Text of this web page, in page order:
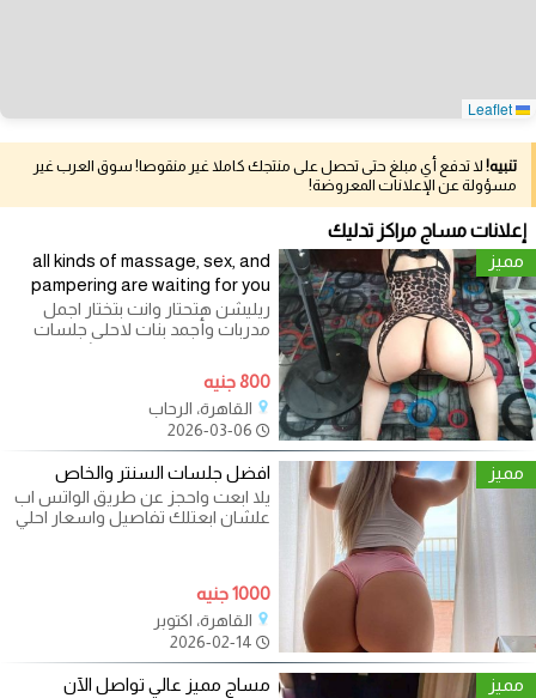
تنبيه! لا تدفع أي مبلغ حتى تحصل على منتجك كاملا غير منقوصا! سوق العرب غير
مسؤولة عن الإعلانات المعروضة!
إعلانات مساج مراكز تدليك
مميز
all kinds of massage, sex, and
pampering are waiting for you
ريليشن هتحتار وانت بتختار اجمل
مدربات وأجمد بنات لاحلى جلسات
احلى الجلسات واحلى ريليشن
800 جنيه
القاهرة، الرحاب
مميز افضل جلسات السنتر والخاص
يلا ابعت واحجز عن طريق الواتس اب
علشان ابعتلك تفاصيل واسعار احلي
1000 جنيه
القاهرة، اكتوبر
مميز مساج مميز عالي تواصل الآن